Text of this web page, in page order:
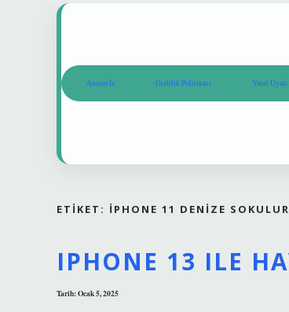
Anasayfa Gizlilik Politikası Yasal Uyarı
ETIKET: İPHONE 11 DENIZE
IPHONE 13 ILE
Tarih: Ocak 5, 2025